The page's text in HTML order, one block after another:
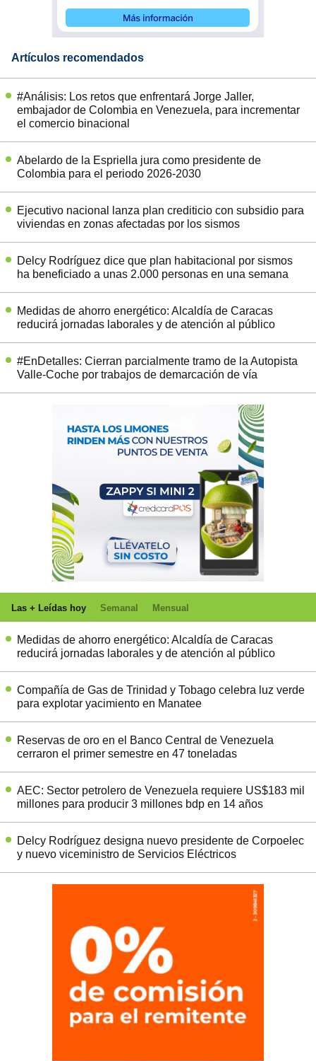
Artículos recomendados
#Análisis: Los retos que enfrentará Jorge Jaller,
embajador de Colombia en Venezuela, para incrementar
el comercio binacional
Abelardo de la Espriella jura como presidente de
Colombia para el periodo 2026-2030
Ejecutivo nacional lanza plan crediticio con subsidio para
viviendas en zonas afectadas por los sismos
Delcy Rodríguez dice que plan habitacional por sismos
ha beneficiado a unas 2.000 personas en una semana
Medidas de ahorro energético: Alcaldía de Caracas
reducirá jornadas laborales y de atención al público
#EnDetalles: Cierran parcialmente tramo de la Autopista
Valle-Coche por trabajos de demarcación de vía
Las + Leídas hoy Semanal Mensual
Medidas de ahorro energético: Alcaldía de Caracas
reducirá jornadas laborales y de atención al público
Compañía de Gas de Trinidad y Tobago celebra luz verde
para explotar yacimiento en Manatee
Reservas de oro en el Banco Central de Venezuela
cerraron el primer semestre en 47 toneladas
AEC: Sector petrolero de Venezuela requiere US$183 mil
millones para producir 3 millones bdp en 14 años
Delcy Rodríguez designa nuevo presidente de Corpoelec
y nuevo viceministro de Servicios Eléctricos